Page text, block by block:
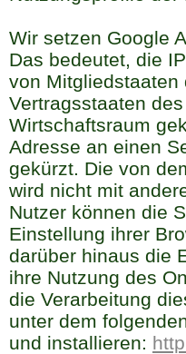
Wir setzen Google
Das bedeutet, die
von Mitgliedstaaten
Vertragsstaaten
Wirtschaftsraum
Adresse an einen
gekürzt. Die von
wird nicht mit
Nutzer können die
Einstellung ihrer
darüber hinaus die
ihre Nutzung des
die Verarbeitung
unter dem
und installieren: